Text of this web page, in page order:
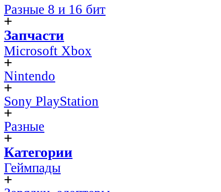
Разные 8 и 16 бит
Запчасти
Microsoft Xbox
Nintendo
Sony PlayStation
Разные
Категории
Геймпады